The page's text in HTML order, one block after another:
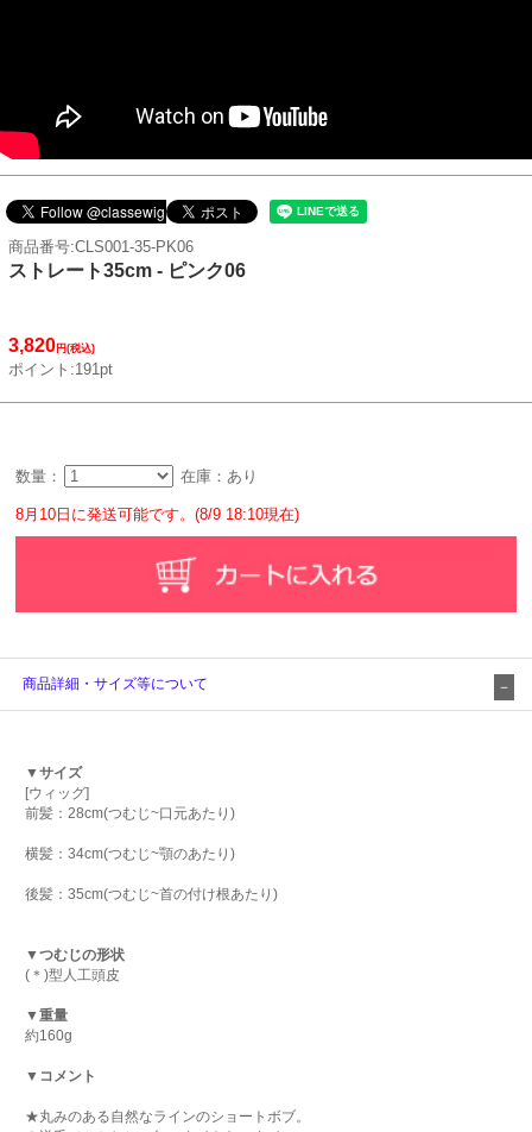
商品番号:CLS001-35-PK06
ストレート35cm - ピンク06
3,820円(税込)
ポイント:191pt
数量： 在庫：あり
8月10日に発送可能です。(8/9 18:10現在)
商品詳細・サイズ等について
▼サイズ
[ウィッグ]
前髪：28cm(つむじ~口元あたり)
横髪：34cm(つむじ~顎のあたり)
後髪：35cm(つむじ~首の付け根あたり)
▼つむじの形状
(＊)型人工頭皮
▼重量
約160g
▼コメント
★丸みのある自然なラインのショートボブ。